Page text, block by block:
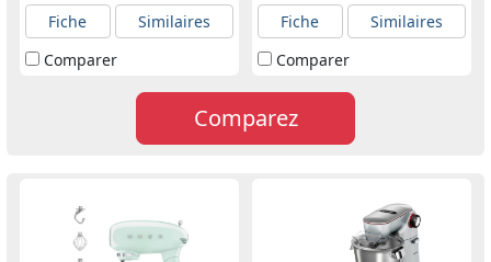
Fiche
Similaires
Comparer
Fiche
Similaires
Comparer
Comparez